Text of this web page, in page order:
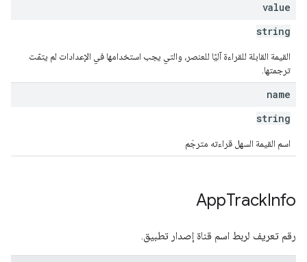
value
string
القيمة القابلة للقراءة آليًا للعنصر، والتي يجب استخدامها في الإعدادات لم يتمّت
ترجمتها.
name
string
اسم القيمة السهل قراءته مترجَم
AppTrackInfo
رقم تعريف لربط اسم قناة إصدار تطبيق.